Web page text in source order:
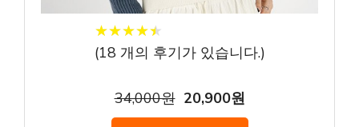
★★★★★
★★★★★
(18개의 후기가 있습니다.)
34,000원 20,900원